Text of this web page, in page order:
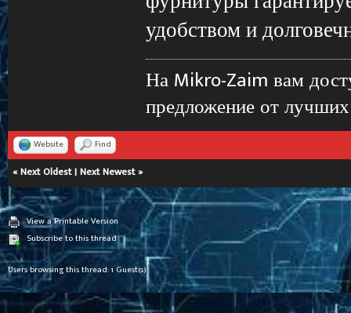
удобством и
На Mikro-Zaim вам
предложение от
Website Find
«Next Oldest|Next Newest»
View a Printable Version
Subscribe to this thread
Users browsing this thread: 1 Guest(s)